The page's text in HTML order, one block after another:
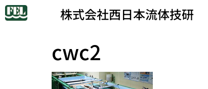
株式会社西日本流体技研
cwc2